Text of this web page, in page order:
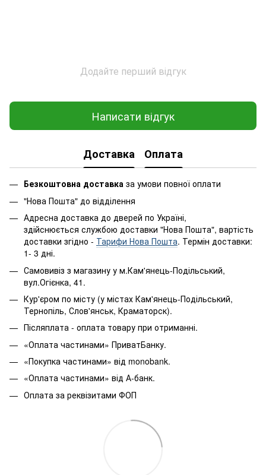
Додайте перший відгук
Написати відгук
Доставка Оплата
Безкоштовна доставка за умови повної оплати
"Нова Пошта" до відділення
Адресна доставка до дверей по Україні,
здійснюється службою доставки "Нова Пошта", вартість
доставки згідно - Тарифи Нова Пошта. Термін доставки:
1- 3 дні.
Самовивіз з магазину у м.Кам'янець-Подільський,
вул.Огієнка, 41.
Кур'єром по місту (у містах Кам'янець-Подільський,
Тернопіль, Слов'янськ, Краматорск).
Післяплата - оплата товару при отриманні.
«Оплата частинами» ПриватБанку.
«Покупка частинами» від monobank.
«Оплата частинами» від А-банк.
Оплата за реквізитами ФОП